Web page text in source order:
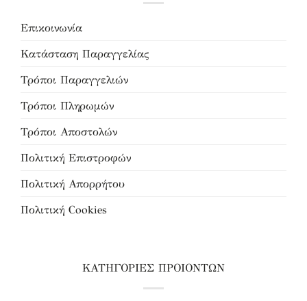
Επικοινωνία
Κατάσταση Παραγγελίας
Τρόποι Παραγγελιών
Τρόποι Πληρωμών
Τρόποι Αποστολών
Πολιτική Επιστροφών
Πολιτική Απορρήτου
Πολιτική Cookies
ΚΑΤΗΓΟΡΙΕΣ ΠΡΟΙΟΝΤΩΝ